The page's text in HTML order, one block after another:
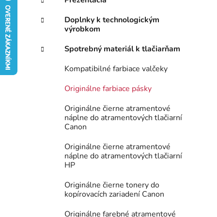
l
Doplnky k technologickým
výrobkom
Spotrebný materiál k tlačiarňam
Kompatibilné farbiace valčeky
Originálne farbiace pásky
Originálne čierne atramentové
náplne do atramentových tlačiarní
Canon
Originálne čierne atramentové
náplne do atramentových tlačiarní
HP
Originálne čierne tonery do
kopírovacích zariadení Canon
Originálne farebné atramentové